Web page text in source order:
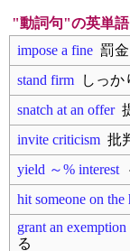
"動詞句"の英単語
impose a fine 罰
stand firm しっか
snatch at an offer
invite criticism 批
yield ～% interest
hit someone on the
grant an exemption
る